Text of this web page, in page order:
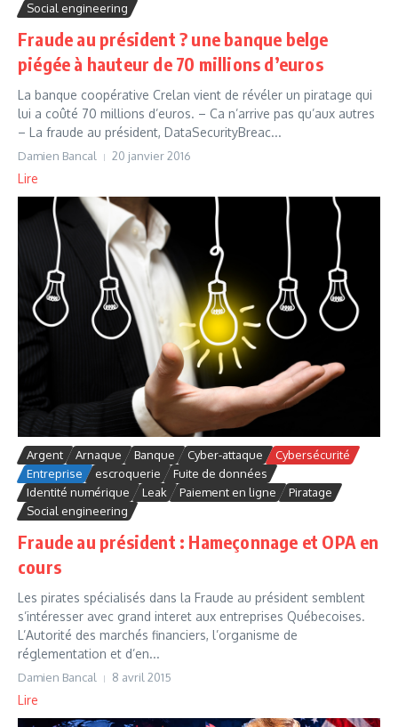
Social engineering
Fraude au président ? une banque belge
piégée à hauteur de 70 millions d’euros
La banque coopérative Crelan vient de révéler un piratage qui
lui a coûté 70 millions d’euros. – Ca n’arrive pas qu’aux autres
– La fraude au président, DataSecurityBreac...
Damien Bancal 20 janvier 2016
Lire
Argent Arnaque Banque Cyber-attaque
Cybersécurité
Entreprise
escroquerie
Fuite de données
Identité numérique
Leak Paiement en ligne
Piratage
Social engineering
Fraude au président : Hameçonnage et OPA en
cours
Les pirates spécialisés dans la Fraude au président semblent
s’intéresser avec grand interet aux entreprises Québecoises.
L’Autorité des marchés financiers, l’organisme de
réglementation et d’en...
Damien Bancal 8 avril 2015
Lire